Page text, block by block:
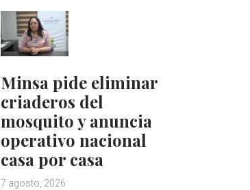
Minsa pide eliminar
criaderos del
mosquito y anuncia
operativo nacional
casa por casa
7 agosto, 2026